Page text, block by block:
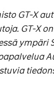
GT-X
GT-X
ympäri